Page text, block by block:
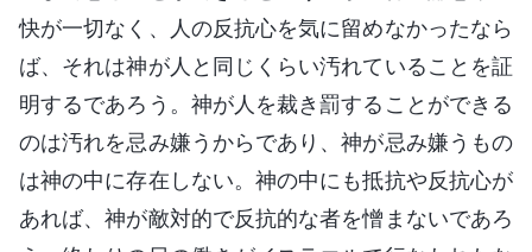
快が一切なく、人の反抗心を気に留めなかったなら
ば、それは神が人と同じくらい汚れていることを証
明するであろう。神が人を裁き罰することができる
のは汚れを忌み嫌うからであり、神が忌み嫌うもの
は神の中に存在しない。神の中にも抵抗や反抗心が
あれば、神が敵対的で反抗的な者を憎まないであろ